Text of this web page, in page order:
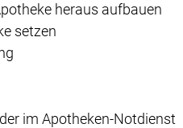
heraus aufbauen
setzen
im Apotheken-Notdienst